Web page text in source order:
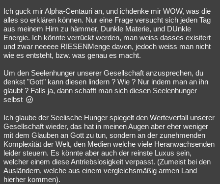
Besucht Teilgenommen Alle Neue Geschlossen
Lesenswert Schlüsselwörter
Ich guck mir Alpha-Centauri an, und ichdenke mir WOW, was die
alles so erklären können. Nur eine Frage versucht sich jeden Tag
aus meinem Hirn zu hämmer, Dunkle Materie, und DUnkle
Energie. Ich könnte verrückt werden, man weiss dasses exisitert
und zwar neeeee RIESENMenge davon, jedoch weiss man nicht
wie es entsteht, bzw. was genau es macht.
Um den Seelenhunger unserer Gesellschaft anzusprechen, du
denkst "Gott" kann diesen lindern ? Wie ? Nur indem man an ihn
glaubt ? Falls ja, dann schafft man sich diesen Seelenhunger
selbst
Ich glaube der Seelische Hunger spiegelt den Werteverfall unserer
Gesellschaft wieder, das hat in meinen Augen aber eher weniger
mit dem Glauben an Gott zu tun, sondern an der zunehmenden
Komplexität der Welt, den Medien welche viele Heranwachsenden
leider steuern. Es könnte aber auch der reinste Luxus sein,
welcher einem diese Antriebslosigkeit verpasst. (Zumeist bei den
Ausländern, welche aus einem vergleichsmäßig armen Land
hierher kommen).